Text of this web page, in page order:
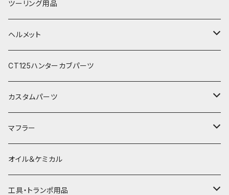
アライヘルメット
SHOEI
OGKカブト
HJC
秋冬ライディングジャケット
電熱ウェア
秋冬ライディングパンツ
秋冬防寒インナーウェア
レザーウェア
プロテクター＆小物
電熱ウェア
インナーウェア
メッシュグローブ
秋冬防風防寒グローブ
電熱グローブ
ライディングブーツ
ライディングシューズ
ツーリング用品
ヘルメット
フルフェイスヘルメット
オープンフェイスヘルメット
パーツ&小物
CT125ハンターカブパーツ
カスタムパーツ
HONDA
YAMAHA
SUZUKI
マフラー
HONDA
YAMAHA
オイル＆ケミカル
工具・トランポ用品